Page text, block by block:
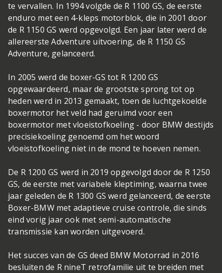
te vervallen. In 1994 volgde de R 1100 GS, de eerste
enduro met een 4-kleps motorblok, die in 2001 door
de R 1150 GS werd opgevolgd. Een jaar later werd de
allereerste Adventure uitvoering, de R 1150 GS
Adventure, gelanceerd.
In 2005 werd de boxer-GS tot R 1200 GS
opgewaardeerd, maar de grootste sprong tot op
heden werd in 2013 gemaakt, toen de luchtgekoelde
boxermotor het veld had geruimd voor een
boxermotor met vloeistofkoeling - door BMW destijds
precisiekoeling genoemd om het woord
vloeistofkoeling niet in de mond te hoeven nemen.
De R 1200 GS werd in 2019 opgevolgd door de R 1250
GS, de eerste met variabele kleptiming, waarna twee
jaar geleden de R 1300 GS werd gelanceerd, de eerste
Boxer-BMW met adaptieve cruise controle, die sinds
eind vorig jaar ook met semi-automatische
transmissie kan worden uitgevoerd.
Het succes van de GS deed BMW Motorrad in 2016
besluiten de R nineT retrofamilie uit te breiden met